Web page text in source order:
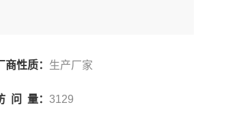
商性质： 生产厂家
问 量： 3129